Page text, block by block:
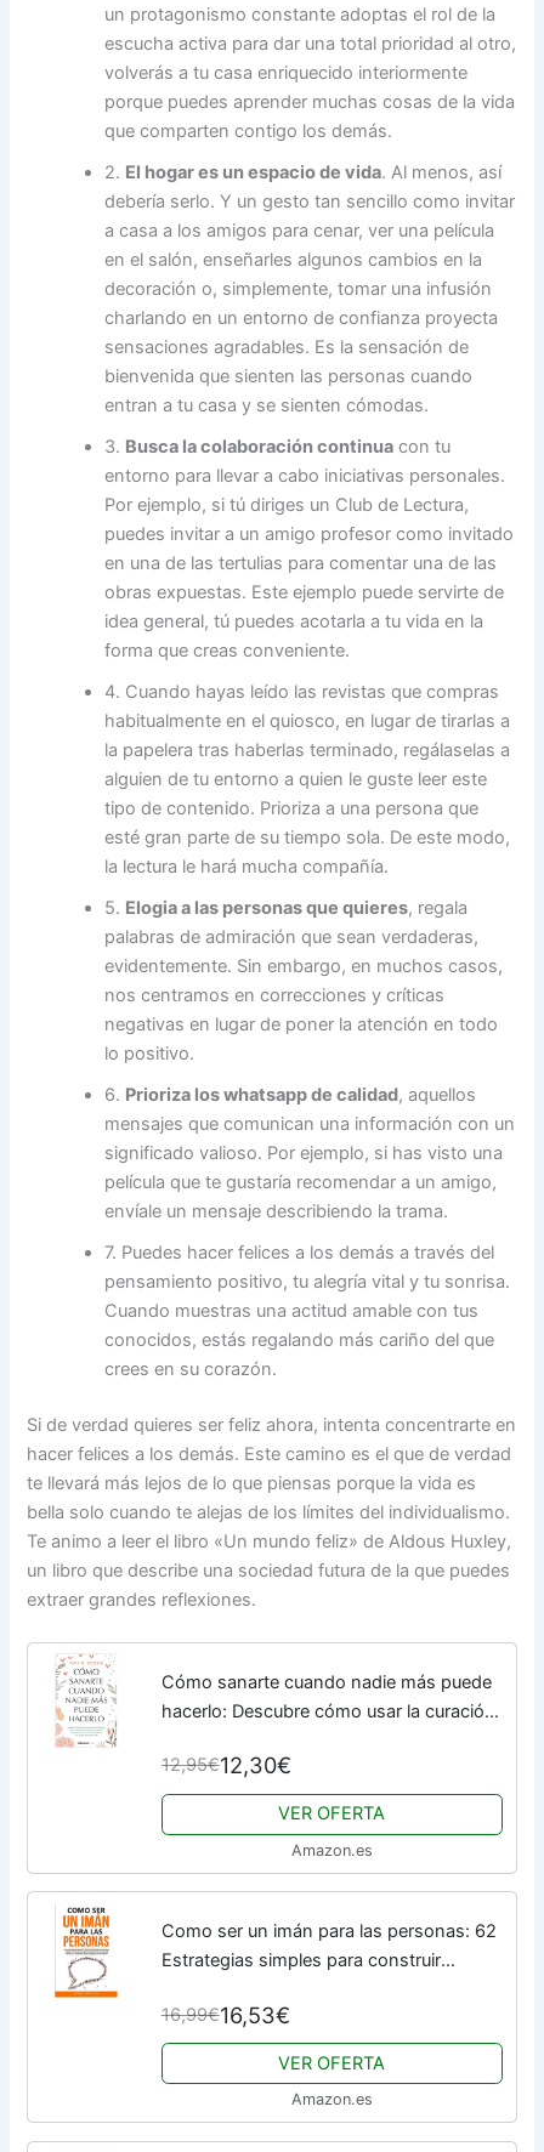
un protagonismo constante adoptas el rol de la
escucha activa para dar una total prioridad al otro,
volverás a tu casa enriquecido interiormente
porque puedes aprender muchas cosas de la vida
que comparten contigo los demás.
2. El hogar es un espacio de vida. Al menos, así
debería serlo. Y un gesto tan sencillo como invitar
a casa a los amigos para cenar, ver una película
en el salón, enseñarles algunos cambios en la
decoración o, simplemente, tomar una infusión
charlando en un entorno de confianza proyecta
sensaciones agradables. Es la sensación de
bienvenida que sienten las personas cuando
entran a tu casa y se sienten cómodas.
3. Busca la colaboración continua con tu
entorno para llevar a cabo iniciativas personales.
Por ejemplo, si tú diriges un Club de Lectura,
puedes invitar a un amigo profesor como invitado
en una de las tertulias para comentar una de las
obras expuestas. Este ejemplo puede servirte de
idea general, tú puedes acotarla a tu vida en la
forma que creas conveniente.
4. Cuando hayas leído las revistas que compras
habitualmente en el quiosco, en lugar de tirarlas a
la papelera tras haberlas terminado, regálaselas a
alguien de tu entorno a quien le guste leer este
tipo de contenido. Prioriza a una persona que
esté gran parte de su tiempo sola. De este modo,
la lectura le hará mucha compañía.
5. Elogia a las personas que quieres, regala
palabras de admiración que sean verdaderas,
evidentemente. Sin embargo, en muchos casos,
nos centramos en correcciones y críticas
negativas en lugar de poner la atención en todo
lo positivo.
6. Prioriza los whatsapp de calidad, aquellos
mensajes que comunican una información con un
significado valioso. Por ejemplo, si has visto una
película que te gustaría recomendar a un amigo,
envíale un mensaje describiendo la trama.
7. Puedes hacer felices a los demás a través del
pensamiento positivo, tu alegría vital y tu sonrisa.
Cuando muestras una actitud amable con tus
conocidos, estás regalando más cariño del que
crees en su corazón.
Si de verdad quieres ser feliz ahora, intenta concentrarte en
hacer felices a los demás. Este camino es el que de verdad
te llevará más lejos de lo que piensas porque la vida es
bella solo cuando te alejas de los límites del individualismo.
Te animo a leer el libro «Un mundo feliz» de Aldous Huxley,
un libro que describe una sociedad futura de la que puedes
extraer grandes reflexiones.
Cómo sanarte cuando nadie más puede
hacerlo: Descubre cómo usar la curación
cambiar tu relación con el estrés y...
12,95€12,30€
VER OFERTA
Amazon.es
Como ser un imán para las personas: 62
Estrategias simples para construir
positivamente en la vida de todas las
personas ......
16,99€16,53€
VER OFERTA
Amazon.es